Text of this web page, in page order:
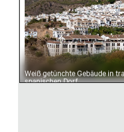
Weiß getünchte Gebäude in
spanischen Dorf